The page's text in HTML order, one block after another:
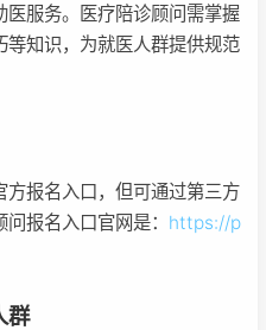
服务。医疗陪诊顾问需掌握
知识，为就医人群提供规范
报名入口，但可通过第三方
报名入口官网是： https://p
群